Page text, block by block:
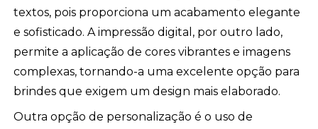
textos, pois proporciona um acabamento elegante
e sofisticado. A impressão digital, por outro lado,
permite a aplicação de cores vibrantes e imagens
complexas, tornando-a uma excelente opção para
brindes que exigem um design mais elaborado.
Outra opção de personalização é o uso de